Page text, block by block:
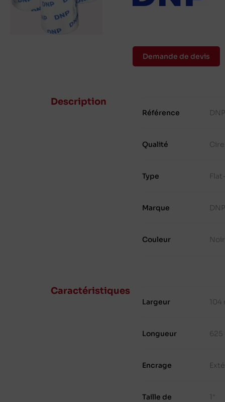
Demande de devis
Description
Référence
Qualité Cire
Type
Marque DNP
Couleur Noir
Caractéristiques
Largeur 104
Longueur 625
Encrage
Taille de
1"